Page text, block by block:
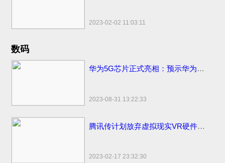
2023-02-02 11:03:11
数码
华为5G芯片正式亮相：预示华为将发首款5G手机
2023-08-31 13:22:33
腾讯传计划放弃虚拟现实VR硬件计划
2023-02-17 23:32:30